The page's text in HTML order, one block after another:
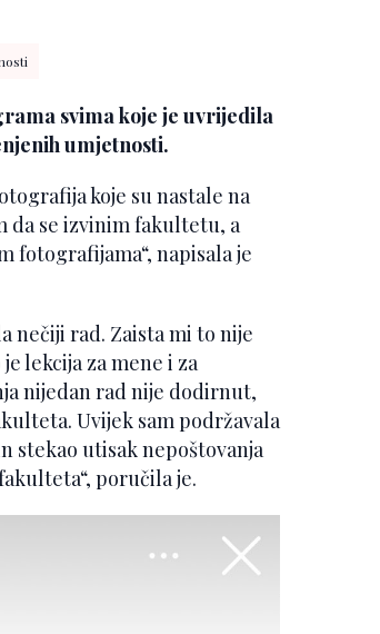
svima koje je uvrijedila
umjetnosti.
koje su nastale na
da se izvinim fakultetu, a
fotografijama“, napisala je
nečiji rad. Zaista mi to nije
lekcija za mene i za
nijedan rad nije dodirnut,
Uvijek sam podržavala
stekao utisak nepoštovanja
poručila je.